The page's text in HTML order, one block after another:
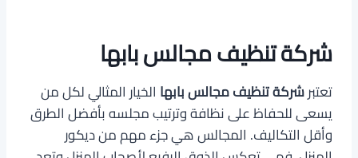
شركة تنظيف مجالس بابها
تعتبرشركة تنظيف مجالس بابها الخيار المثالي لكل من
يسعى للحفاظ على نظافة وترتيب مجلسه بأفضل الطرق
وأقل التكاليف. المجالس هي جزء مهم من ديكور